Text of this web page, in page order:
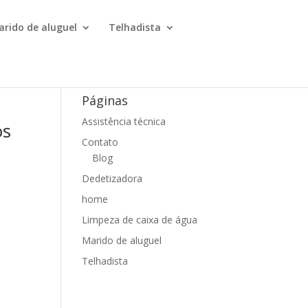
de aluguel Telhadista
Páginas
Assistência técnica
Contato
Blog
Dedetizadora
home
Limpeza de caixa de água
Marido de aluguel
Telhadista